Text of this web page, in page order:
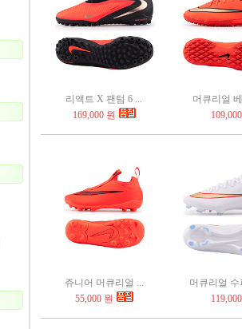
리액트 X 팬텀 6 ...
169,000 원
머큐리얼
쥬니어 머큐리얼 ...
55,000 원
머큐리얼 수